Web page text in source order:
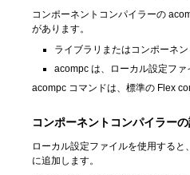
コンポーネントコンパイラーの
があります。
ライブラリまたはコンポーネ
acompc は、ローカル設定フ
acompc コマンドは、標準の Flex
コンポーネントコンパイラー
ローカル設定ファイルを使用する
に追加します。